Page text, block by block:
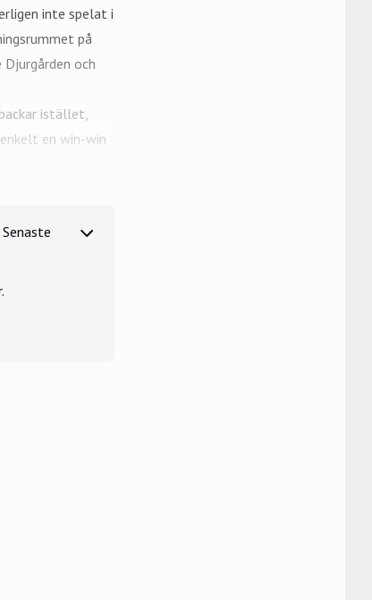
inte spelat i
på
Djurgården och
istället,
en win-win